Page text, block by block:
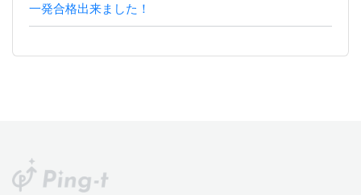
一発合格出来ました！